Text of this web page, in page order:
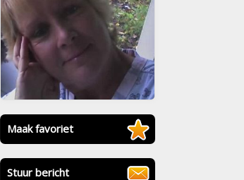
Maak favoriet
Stuur bericht